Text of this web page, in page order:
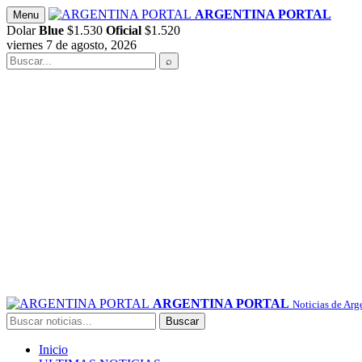
Saltar
al
contenido
Menu
ARGENTINA PORTAL
Dolar Blue $1.530 Oficial $1.520
viernes 7 de agosto, 2026
Buscar
⌕
ARGENTINA PORTAL Noticias de
Buscar Buscar
Inicio